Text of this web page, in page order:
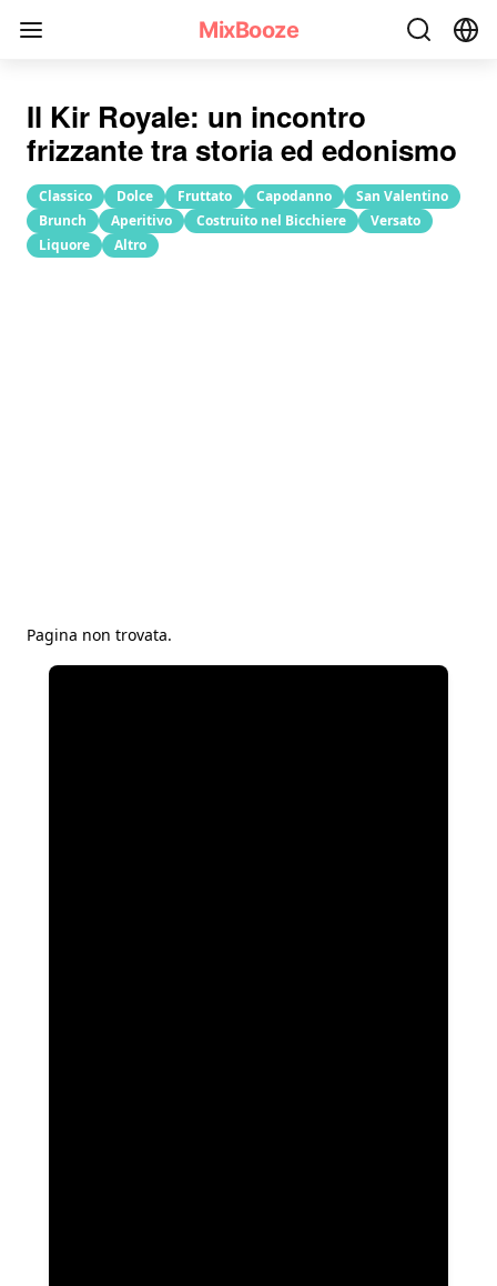
MixBooze
Il Kir Royale: un incontro
frizzante tra storia ed edonismo
Classico Dolce Fruttato Capodanno
San Valentino
Brunch
Aperitivo Costruito nel Bicchiere
Versato
Liquore
Altro
Pagina non trovata.